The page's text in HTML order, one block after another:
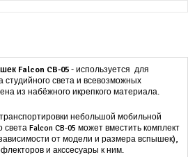
Falcon CB-05 - используется для
студийного света и всевозможных
из набёжного икрепкого материала.
небольшой мобильной
Falcon CB-05 может вместить комплект
от модели и размера вспышек),
и акссесуары к ним.